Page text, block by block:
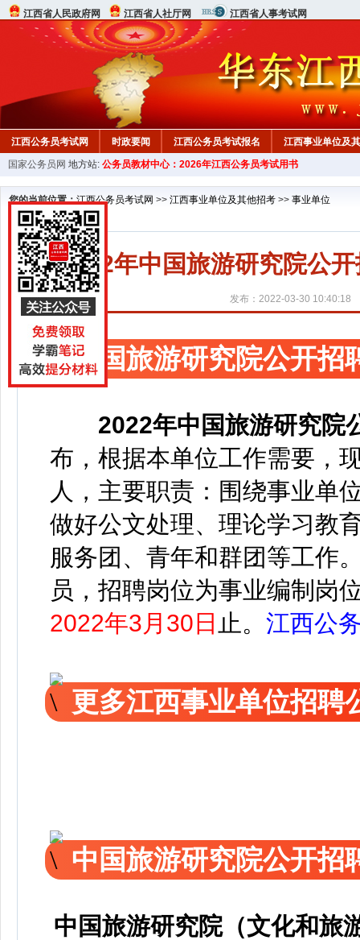
江西省人民政府网 江西省人社厅网 江西省人事考试网
江西公务员考试网 时政要闻 江西公务员考试报名 江西事业单位及
行测真题 在线咨询 教材中心
国家公务员网 地方站: 公务员教材中心：2026年江西公务员考试用书
您的当前位置：江西公务员考试网 >> 江西事业单位及其他招考 >> 事业单位
2022年中国旅游研究院公
发布：2022-03-30 10:40:18
中国旅游研究院公开招
2022年中国旅游研究院
布，根据本单位工作需要，
人，主要职责：围绕事业单
做好公文处理、理论学习教
服务团、青年和群团等工作
员，招聘岗位为事业编制岗
2022年3月30日 止。 江西公
更多江西事业单位招聘
中国旅游研究院公开招
中国旅游研究院（文化和旅